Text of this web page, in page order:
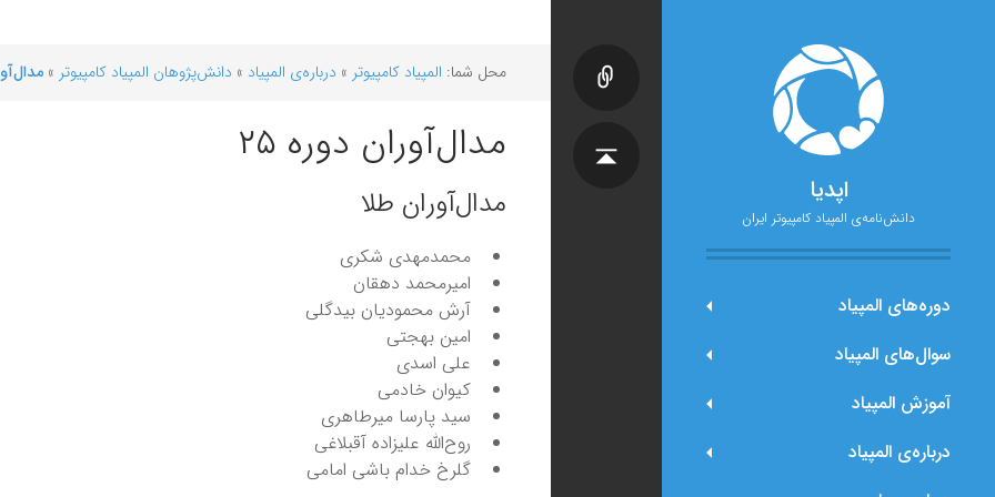
اپدیا
دانش‌نامه‌ی المپیاد کامپیوتر ایران
دوره‌های المپیاد
سوال‌های المپیاد
آموزش المپیاد
درباره‌ی المپیاد
محل شما: المپیاد کامپیوتر » درباره‌ی المپیاد » دانش‌پژوهان المپیاد کامپیوتر »
مدال‌آوران دوره ۲۵
مدال‌آوران طلا
محمدمهدی شکری
امیرمحمد دهقان
آرش محمودیان بیدگلی
امین بهجتی
علی اسدی
کیوان خادمی
سید پارسا میرطاهری
روح‌الله علیزاده آقبلاغی
گلرخ خدام باشی امامی